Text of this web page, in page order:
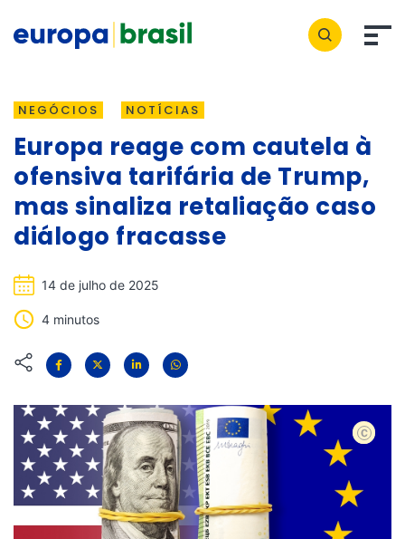
NEGÓCIOS NOTÍCIAS
Europa reage com cautela à
ofensiva tarifária de Trump,
mas sinaliza retaliação caso
diálogo fracasse
14 de julho de 2025
4 minutos